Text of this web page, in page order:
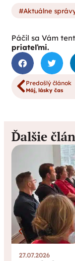
Aktuálne
Páčil sa Vám
priateľmi.
Predošlý článok
Máj, lásky čas
Ďalšie
27.07.2026